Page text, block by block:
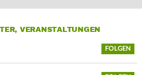
VERANSTALTUNGEN
FOLGEN